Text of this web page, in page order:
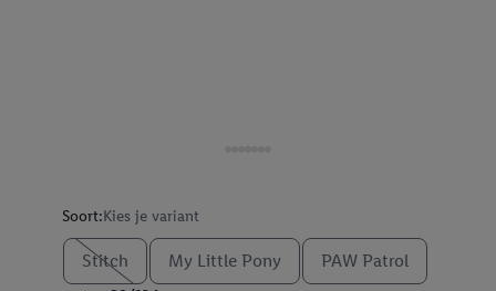
Soort:Kies je variant
Stitch My Little Pony PAW Patrol